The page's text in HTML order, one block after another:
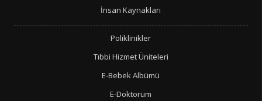
İnsan Kaynakları
Poliklinikler
Tıbbi Hizmet Üniteleri
E-Bebek Albümü
E-Doktorum